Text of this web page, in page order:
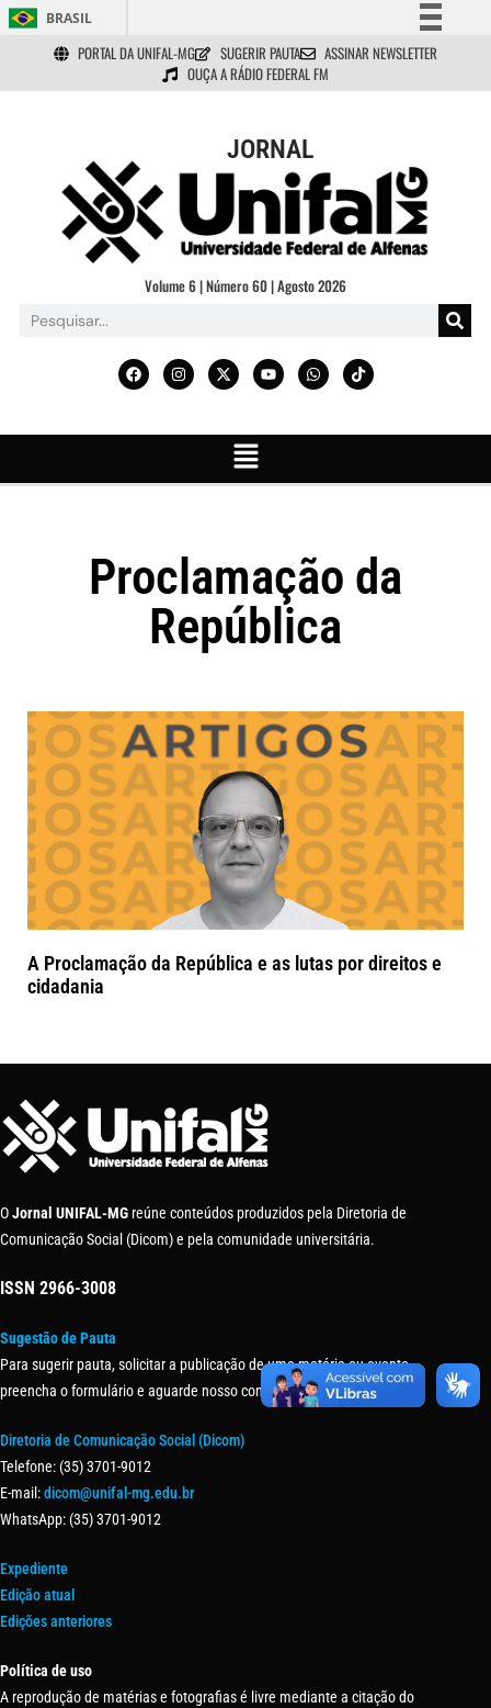
BRASIL
Simplifique!
Comunica BR
Acesso à informação
Legislação
Canais
PORTAL DA UNIFAL-MG SUGERIR PAUTA
ASSINAR NEWSLETTER
OUÇA A RÁDIO FEDERAL FM
JORNAL
Volume 6 | Número 60 | Agosto 2026
Proclamação da
República
A Proclamação da República e as lutas por direitos e
cidadania
OJornal UNIFAL-MG reúne conteúdos produzidos pela Diretoria de
Comunicação Social (Dicom) e pela comunidade universitária.
ISSN 2966-3008
Sugestão de Pauta
Para sugerir pauta, solicitar a publicação de uma matéria ou evento,
preencha o formulário e aguarde nosso contato.
Diretoria de Comunicação Social (Dicom)
Telefone: (35) 3701-9012
E-mail:dicom@unifal-mg.edu.br
WhatsApp: (35) 3701-9012
Expediente
Edição atual
Edições anteriores
Política de uso
A reprodução de matérias e fotografias é livre mediante a citação do